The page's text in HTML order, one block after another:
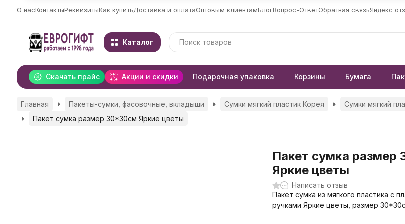
О насКонтактыРеквизитыКак купитьДоставка и оплатаОптовым клиентамБлогВопрос-ОтветОбратная связьЯндекс
Каталог
Скачать прайс Акции и скидки Подарочная упаковка Корзины Бумага
Главная Пакеты-сумки, фасовочные, вкладыши Сумки мягкий пластик Корея
Сумки мягкий
Пакет сумка размер 30*30см Яркие цветы
Пакет сумка
Яркие цветы
Написать отзыв
Пакет сумка из мягкого пластика с
ручками Яркие цветы, размер